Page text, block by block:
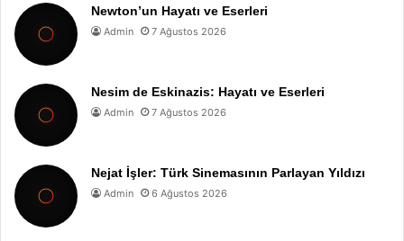
Newton’un Hayatı ve Eserleri
Admin 7 Ağustos 2026
Nesim de Eskinazis: Hayatı ve Eserleri
Admin 7 Ağustos 2026
Nejat İşler: Türk Sinemasının Parlayan Yıldızı
Admin 6 Ağustos 2026